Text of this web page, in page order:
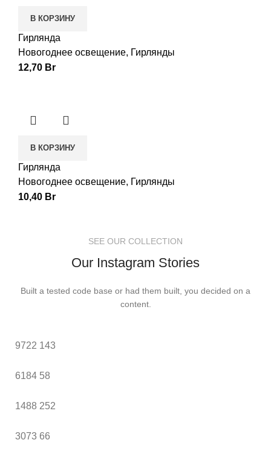
В КОРЗИНУ
Гирлянда
Новогоднее освещение, Гирлянды
12,70 Br
В КОРЗИНУ
Гирлянда
Новогоднее освещение, Гирлянды
10,40 Br
SEE OUR COLLECTION
Our Instagram Stories
Built a tested code base or had them built, you decided on a
content.
9722 143
6184 58
1488 252
3073 66